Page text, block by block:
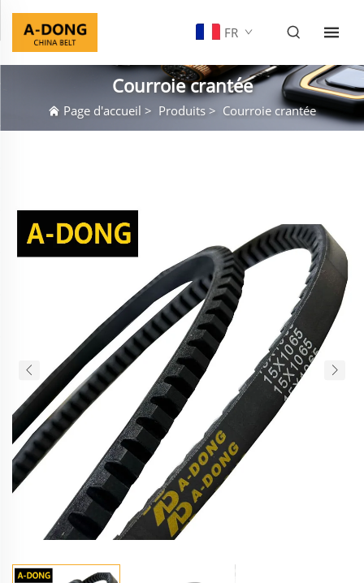
FR
Courroie crantée
Page d'accueil > Produits > Courroie crantée